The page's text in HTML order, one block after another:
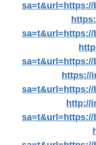
https://
http://